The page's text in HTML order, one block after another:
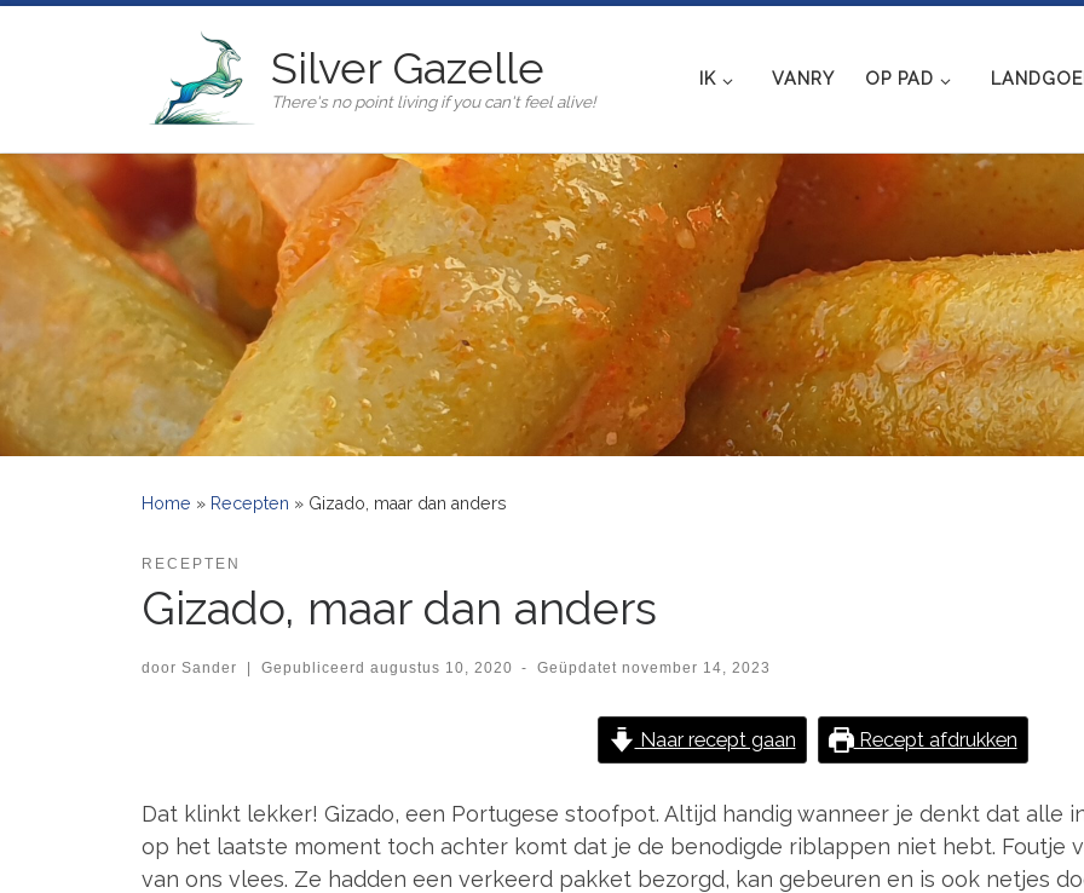
Silver Gazelle
There's no point living if you can't feel alive!
IK VANRY OP PAD
Home » Recepten » Gizado, maar dan anders
RECEPTEN
Gizado, maar dan anders
door Sander Gepubliceerd augustus 10, 2020 - Geüpdatetnovember 14, 2023
Naar recept gaan Recept afdrukken
Dat klinkt lekker! Gizado, een Portugese stoofpot. Altijd handig wanneer je denkt dat alle
op het laatste moment toch achter komt dat je de benodigde riblappen niet hebt. Foutje
van ons vlees. Ze hadden een verkeerd pakket bezorgd, kan gebeuren en is ook netjes